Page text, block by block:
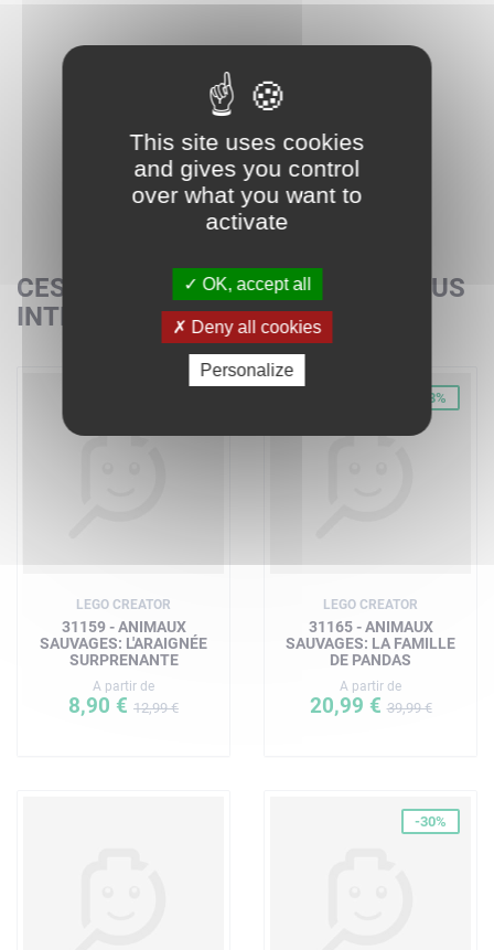
CES SETS POURRAIENT AUSSI VOUS
INTÉRESSER
LEGO CREATOR
31159 - ANIMAUX
SAUVAGES: L'ARAIGNÉE
SURPRENANTE
A partir de
8,90 € 12,99 €
-48%
LEGO CREATOR
31165 - ANIMAUX
SAUVAGES: LA FAMILLE
DE PANDAS
A partir de
20,99 €39,99 €
-30%
This site uses cookies
and gives you control
over what you want to
activate
OK, accept all
Deny all cookies
Personalize